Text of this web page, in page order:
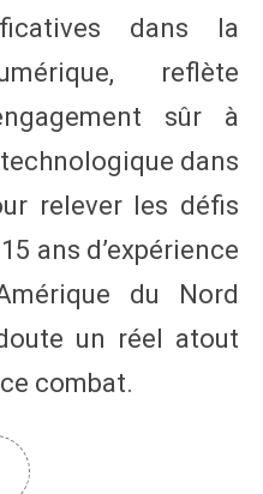
dans la
reflète
sûr à
dans
relever les défis
ans d’expérience
du Nord
un réel atout
combat.